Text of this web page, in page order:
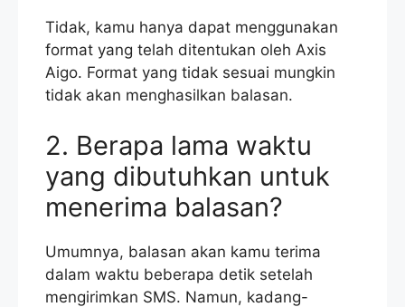
Tidak, kamu hanya dapat menggunakan
format yang telah ditentukan oleh Axis
Aigo. Format yang tidak sesuai mungkin
tidak akan menghasilkan balasan.
2. Berapa lama waktu
yang dibutuhkan untuk
menerima balasan?
Umumnya, balasan akan kamu terima
dalam waktu beberapa detik setelah
mengirimkan SMS. Namun, kadang-